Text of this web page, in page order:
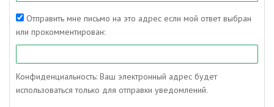
Отправить мне письмо на это адрес если мой ответ выбран
или прокомментирован:
Конфиденциальность: Ваш электронный адрес будет
использоваться только для отправки уведомлений.